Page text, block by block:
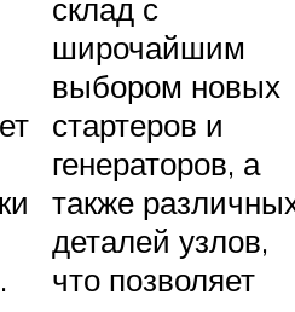
склад с
широчайшим
выбором новых
стартеров и
генераторов, а
также
деталей узлов,
что позволяет